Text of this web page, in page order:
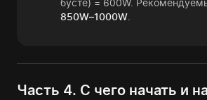
бусте) = 600W.
850W–1000W
Часть 4. С чего начать и